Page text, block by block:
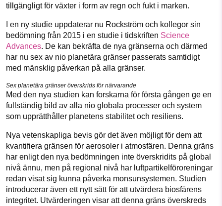
tillgängligt för växter i form av regn och fukt i marken.
I en ny studie uppdaterar nu Rockström och kollegor sin
bedömning från 2015 i en studie i tidskriften Science
Advances. De kan bekräfta de nya gränserna och därmed
har nu sex av nio planetära gränser passerats samtidigt
med mänsklig påverkan på alla gränser.
Sex planetära gränser överskrids för närvarande
Med den nya studien kan forskarna för första gången ge en
fullständig bild av alla nio globala processer och system
som upprätthåller planetens stabilitet och resiliens.
Nya vetenskapliga bevis gör det även möjligt för dem att
kvantifiera gränsen för aerosoler i atmosfären. Denna gräns
har enligt den nya bedömningen inte överskridits på global
nivå ännu, men på regional nivå har luftpartikelföroreningar
redan visat sig kunna påverka monsunsystemen. Studien
introducerar även ett nytt sätt för att utvärdera biosfärens
integritet. Utvärderingen visar att denna gräns överskreds